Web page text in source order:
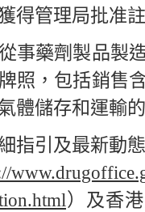
得管理局批准
事藥劑製品製
照，包括銷售
體儲存和運輸
指引及最新動
）及香